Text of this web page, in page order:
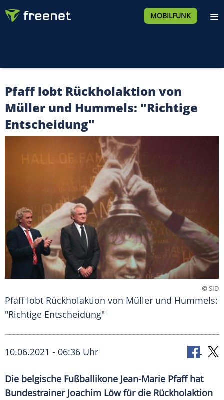
MOBILFUNK
Pfaff lobt Rückholaktion von
Müller und Hummels: "Richtige
Entscheidung"
©SID
Pfaff lobt Rückholaktion von Müller und Hummels:
"Richtige Entscheidung"
10.06.2021 - 06:36 Uhr
Die belgische Fußballikone Jean-Marie Pfaffhat
Bundestrainer Joachim Löwfür die Rückholaktion